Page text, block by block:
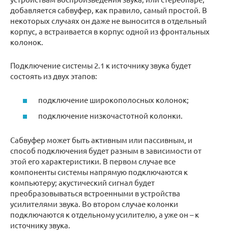
добавляется сабвуфер, как правило, самый простой. В
некоторых случаях он даже не выносится в отдельный
корпус, а встраивается в корпус одной из фронтальных
колонок.
Подключение системы 2.1 к источнику звука будет
состоять из двух этапов:
подключение широкополосных колонок;
подключение низкочастотной колонки.
Сабвуфер может быть активным или пассивным, и
способ подключения будет разным в зависимости от
этой его характеристики. В первом случае все
компоненты системы напрямую подключаются к
компьютеру; акустический сигнал будет
преобразовываться встроенными в устройства
усилителями звука. Во втором случае колонки
подключаются к отдельному усилителю, а уже он – к
источнику звука.